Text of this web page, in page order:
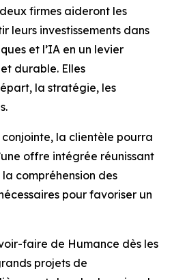
deux firmes aideront les
leurs investissements dans
et l’IA en un levier
durable. Elles
la stratégie, les
la clientèle pourra
offre intégrée réunissant
compréhension des
pour favoriser un
faire de Humance dès les
projets de